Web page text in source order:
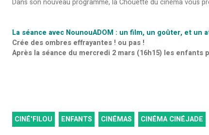
Dans son nouveau programme, la Chouette du cinéma vous
La séance avec NounouADOM : un film, un goûter, et un
Crée des ombres effrayantes ! ou pas !
Après la séance du mercredi 2 mars (16h15) les
CINÉ'FILOU ENFANTS CINÉMAS CINÉMA CINÉJADE